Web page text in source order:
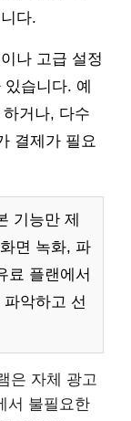
다.
나 고급 설정
습니다. 예
거나, 다수
결제가 필요
기능만 제
면 녹화, 파
료 플랜에서
악하고 선
은 자체 광고
서 불필요한